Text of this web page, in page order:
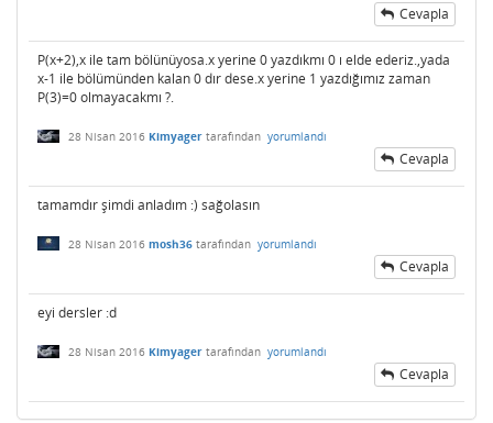
Cevapla
P(x+2),x ile tam bölünüyosa.x yerine 0 yazdıkmı 0 ı elde ederiz.,yada
x-1 ile bölümünden kalan 0 dır dese.x yerine 1 yazdığımız zaman
P(3)=0 olmayacakmı ?.
28 Nisan 2016 Kimyager tarafından yorumlandı
Cevapla
tamamdır şimdi anladım :) sağolasın
28 Nisan 2016 mosh36 tarafından yorumlandı
Cevapla
eyi dersler :d
28 Nisan 2016 Kimyager tarafından yorumlandı
Cevapla